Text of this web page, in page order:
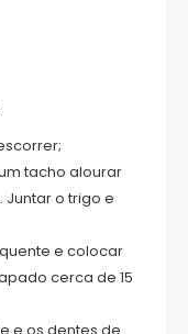
tacho alourar
Juntar o trigo e
e colocar
cerca de 15